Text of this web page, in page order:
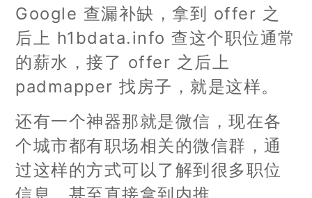
Google 查漏补缺，拿到 offer 之
后上 h1bdata.info 查这个职位通常
的薪水，接了 offer 之后上
padmapper 找房子，就是这样。
还有一个神器那就是微信，现在各
个城市都有职场相关的微信群，通
过这样的方式可以了解到很多职位